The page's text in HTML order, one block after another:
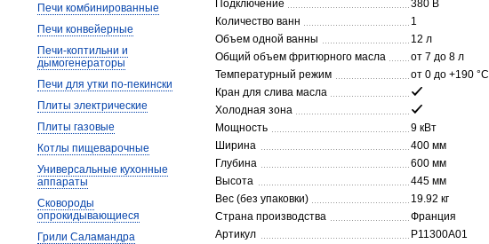
Подключение
380 В
Количество ванн
1
Объем одной ванны
12 л
Общий объем фритюрного масла
от 7 до 8 л
Температурный режим
от 0 до +190 °С
Кран для слива масла
Холодная зона
Мощность
9 кВт
Ширина
400 мм
Глубина
600 мм
Высота
445 мм
Вес (без упаковки)
19.92 кг
Страна производства
Франция
Артикул
P11300A01
Печи комбинированные
Печи конвейерные
Печи-коптильни и
дымогенераторы
Печи для утки по-пекински
Плиты электрические
Плиты газовые
Котлы пищеварочные
Универсальные кухонные
аппараты
Сковороды
опрокидывающиеся
Грили Саламандра